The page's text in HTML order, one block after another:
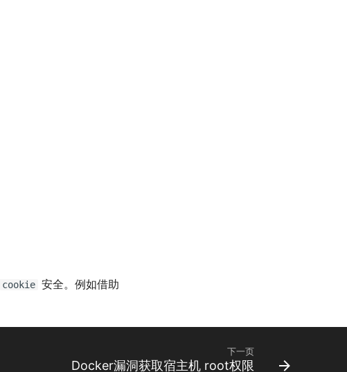
cookie 安全。例如借助
下一页
Docker漏洞获取宿主机 root权限